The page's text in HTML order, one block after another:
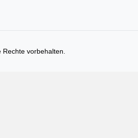
Rechte vorbehalten.